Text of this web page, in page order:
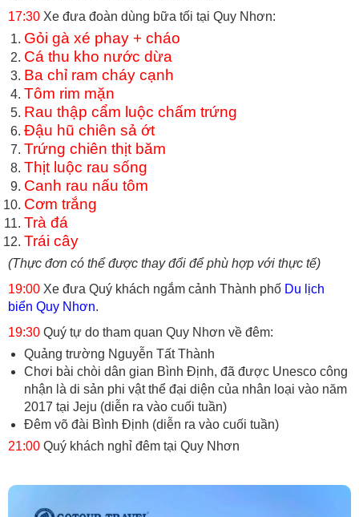
17:30 Xe đưa đoàn dùng bữa tối tại Quy Nhơn:
Gỏi gà xé phay + cháo
Cá thu kho nước dừa
Ba chỉ ram cháy cạnh
Tôm rim mặn
Rau thập cẩm luộc chấm trứng
Đậu hũ chiên sả ớt
Trứng chiên thịt băm
Thịt luộc rau sống
Canh rau nấu tôm
Cơm trắng
Trà đá
Trái cây
(Thực đơn có thể được thay đổi để phù hợp với thực tế)
19:00 Xe đưa Quý khách ngắm cảnh Thành phố Du lịch
biển Quy Nhơn.
19:30 Quý tự do tham quan Quy Nhơn về đêm:
Quảng trường Nguyễn Tất Thành
Chơi bài chòi dân gian Bình Định, đã được Unesco công
nhận là di sản phi vật thể đại diện của nhân loại vào năm
2017 tại Jeju (diễn ra vào cuối tuần)
Đêm võ đài Bình Định (diễn ra vào cuối tuần)
21:00 Quý khách nghỉ đêm tại Quy Nhơn